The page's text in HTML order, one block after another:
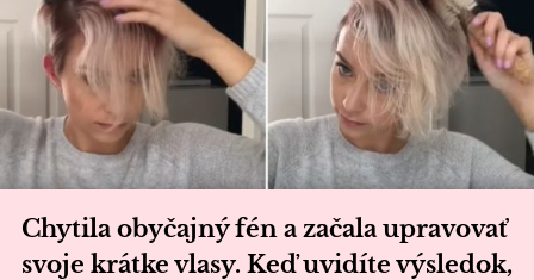
Chytila obyčajný fén a začala upravovať
svoje krátke vlasy. Keď uvidíte výsledok,